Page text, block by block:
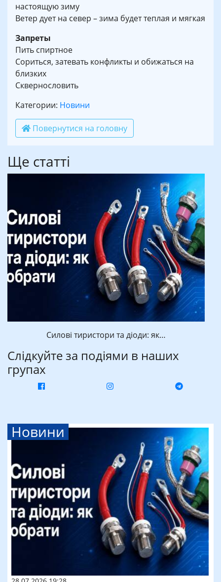
настоящую зиму
Ветер дует на север – зима будет теплая и мягкая
Запреты
Пить спиртное
Сориться, затевать конфликты и обижаться на
близких
Сквернословить
Категории: Новини
Повернутися на головну
Ще статті
Силові тиристори та діоди: як…
Слідкуйте за подіями в наших
групах
Новини